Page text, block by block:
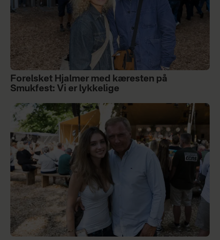
Forelsket Hjalmer med kæresten på
Smukfest: Vi er lykkelige